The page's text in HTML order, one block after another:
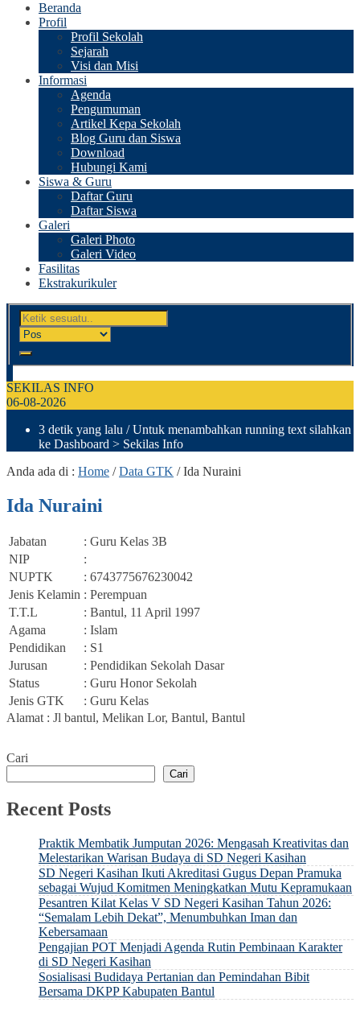
Beranda
Profil
Profil Sekolah
Sejarah
Visi dan Misi
Informasi
Agenda
Pengumuman
Artikel Kepa Sekolah
Blog Guru dan Siswa
Download
Hubungi Kami
Siswa & Guru
Daftar Guru
Daftar Siswa
Galeri
Galeri Photo
Galeri Video
Fasilitas
Ekstrakurikuler
SEKILAS INFO
06-08-2026
3 detik yang lalu / Untuk menambahkan running text silahkan
ke Dashboard > Sekilas Info
Anda ada di : Home /Data GTK /Ida Nuraini
Ida Nuraini
Jabatan
: Guru Kelas 3B
NIP
:
NUPTK
: 6743775676230042
Jenis Kelamin : Perempuan
T.T.L
: Bantul, 11 April 1997
Agama
: Islam
Pendidikan
: S1
Jurusan
: Pendidikan Sekolah Dasar
Status
: Guru Honor Sekolah
Jenis GTK
: Guru Kelas
Alamat : Jl bantul, Melikan Lor, Bantul, Bantul
Cari
Cari
Recent Posts
Praktik Membatik Jumputan 2026: Mengasah Kreativitas dan
Melestarikan Warisan Budaya di SD Negeri Kasihan
SD Negeri Kasihan Ikuti Akreditasi Gugus Depan Pramuka
sebagai Wujud Komitmen Meningkatkan Mutu Kepramukaan
Pesantren Kilat Kelas V SD Negeri Kasihan Tahun 2026:
“Semalam Lebih Dekat”, Menumbuhkan Iman dan
Kebersamaan
Pengajian POT Menjadi Agenda Rutin Pembinaan Karakter
di SD Negeri Kasihan
Sosialisasi Budidaya Pertanian dan Pemindahan Bibit
Bersama DKPP Kabupaten Bantul